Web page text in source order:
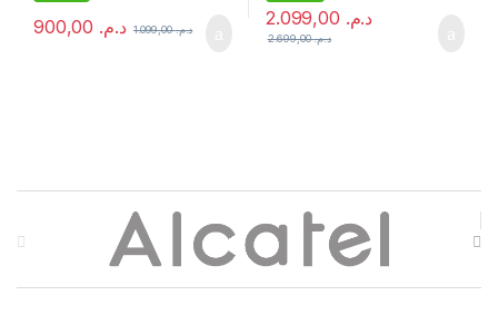
د.م. د.م.1.099,00
د.م.
د.م.2.699,00